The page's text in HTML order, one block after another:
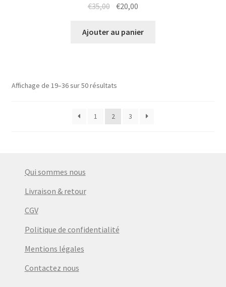
€35,00 Le
initial
€20,00
actuel
Ajouter au panier
Affichage de 19–36 sur 50 résultats
1 2 3
Qui sommes nous
Livraison & retour
CGV
Politique de confidentialité
Mentions légales
Contactez nous